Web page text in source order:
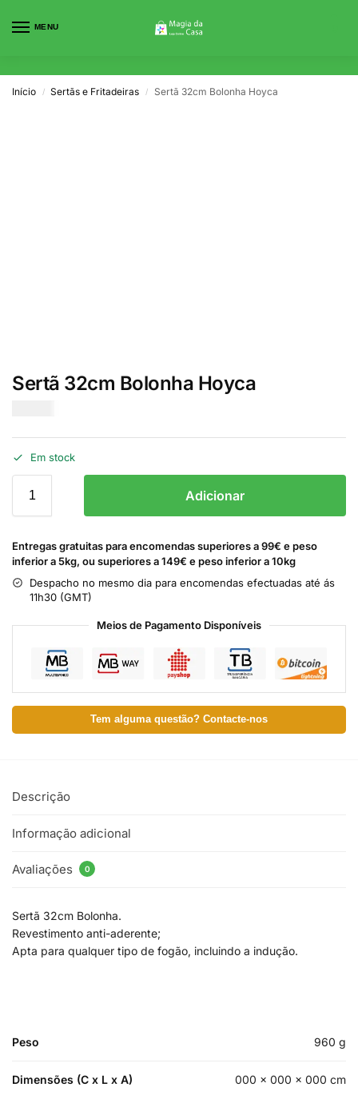
MENU
Início / Sertãs e Fritadeiras / Sertã 32cm Bolonha Hoyca
Sertã 32cm Bolonha Hoyca
Em stock
Adicionar
Entregas gratuitas para encomendas superiores a 99€ e peso
inferior a 5kg, ou superiores a 149€ e peso inferior a 10kg
Despacho no mesmo dia para encomendas efectuadas até ás
11h30 (GMT)
Meios de Pagamento Disponíveis
Tem alguma questão? Contacte-nos
Descrição
Informação adicional
Avaliações 0
Sertã 32cm Bolonha.
Revestimento anti-aderente;
Apta para qualquer tipo de fogão, incluindo a indução.
Peso 960 g
Dimensões (C x L x A) 000 × 000 × 000 cm